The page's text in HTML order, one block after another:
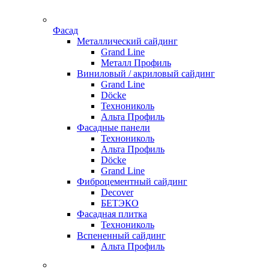
Фасад
Металлический сайдинг
Grand Line
Металл Профиль
Виниловый / акриловый сайдинг
Grand Line
Döсkе
Технониколь
Альта Профиль
Фасадные панели
Технониколь
Альта Профиль
Döсkе
Grand Line
Фиброцементный сайдинг
Decover
БЕТЭКО
Фасадная плитка
Технониколь
Вспененный сайдинг
Альта Профиль